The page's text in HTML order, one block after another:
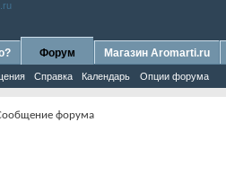
Форум
Справка Календарь Опции форума
Магазин Aromarti.ru
форума